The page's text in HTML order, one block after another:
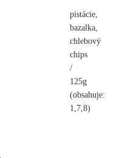
pistácie,
bazalka,
chlebový
chips
/
125g
(obsahuje:
1,7,8)